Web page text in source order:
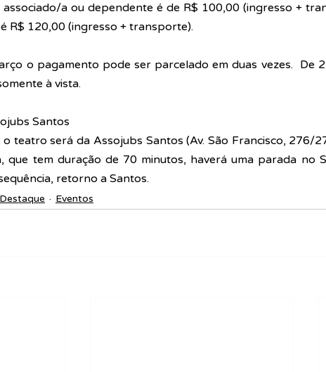
a ou dependente é de R$ 100,00 (ingresso +
R$ 120,00 (ingresso + transporte).
o pagamento pode ser parcelado em duas vezes.  De
à vista.
Santos
teatro será da Assojubs Santos (Av. São Francisco, 276/
que tem duração de 70 minutos, haverá uma parada no
retorno a Santos.
Destaque Eventos